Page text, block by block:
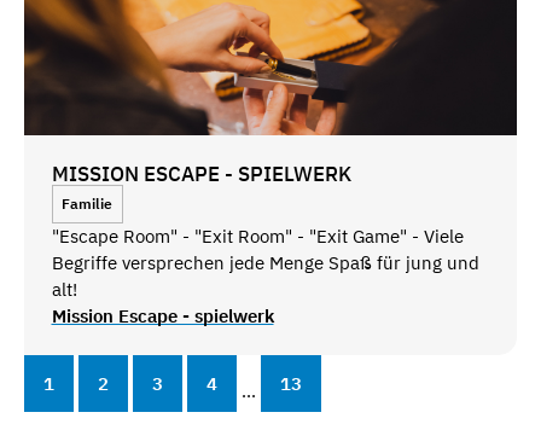
MISSION ESCAPE - SPIELWERK
Familie
"Escape Room" - "Exit Room" - "Exit Game" - Viele
Begriffe versprechen jede Menge Spaß für jung und
alt!
Mission Escape - spielwerk
1 2 3 4 ... 13